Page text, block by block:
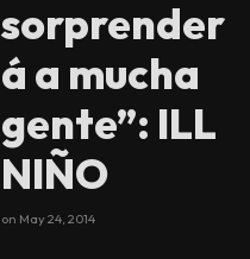
sorprender
á a mucha
gente”: ILL
NIÑO
on May 24, 2014